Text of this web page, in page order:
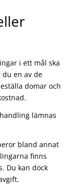
i ett mål ska
en av de
domar och
lämnas
bland annat
finns
Du kan dock